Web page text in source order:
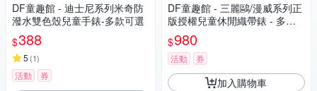
DF童趣館 - 迪士尼系列米奇防
潑水雙色殼兒童手錶-多款可選
$388
5 (1)
活動 券
DF童趣館 - 三麗鷗/漫威系列正
版授權兒童休閒織帶錶 - 多款
可選
$980
活動 券
加入購物車